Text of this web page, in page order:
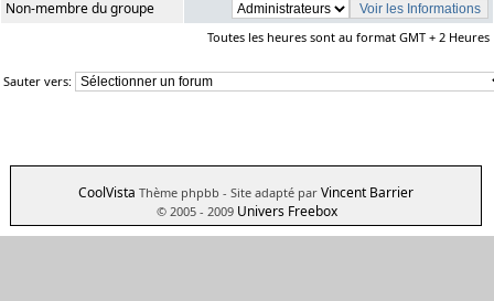
Non-membre du groupe
Toutes les heures sont au format GMT + 2 Heures
Sauter vers:
CoolVista Thème phpbb - Site adapté par Vincent Barrier
© 2005 - 2009 Univers Freebox